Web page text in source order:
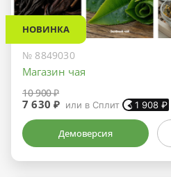
НОВИНКА
№ 8849030
Магазин чая
10 900 ₽
7 630 ₽ или в Сплит 1 908 ₽
Демоверсия